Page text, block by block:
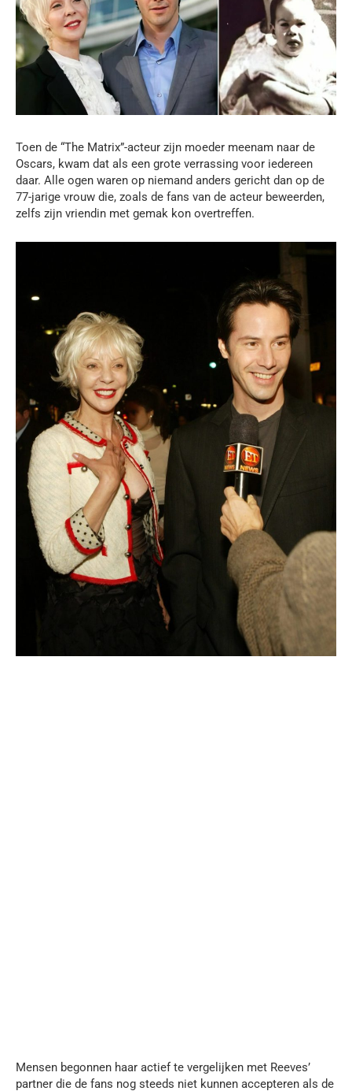
Toen de “The Matrix”-acteur zijn moeder meenam naar de
Oscars, kwam dat als een grote verrassing voor iedereen
daar. Alle ogen waren op niemand anders gericht dan op de
77-jarige vrouw die, zoals de fans van de acteur beweerden,
zelfs zijn vriendin met gemak kon overtreffen.
Mensen begonnen haar actief te vergelijken met Reeves’
partner die de fans nog steeds niet kunnen accepteren als de